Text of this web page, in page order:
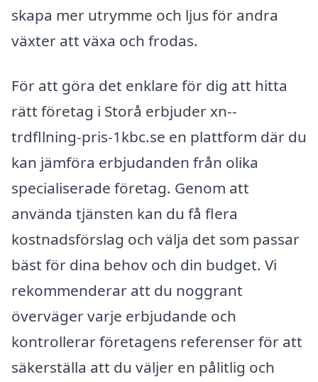
skapa mer utrymme och ljus för andra
växter att växa och frodas.
För att göra det enklare för dig att hitta
rätt företag i Storå erbjuder xn--
trdfllning-pris-1kbc.se en plattform där du
kan jämföra erbjudanden från olika
specialiserade företag. Genom att
använda tjänsten kan du få flera
kostnadsförslag och välja det som passar
bäst för dina behov och din budget. Vi
rekommenderar att du noggrant
överväger varje erbjudande och
kontrollerar företagens referenser för att
säkerställa att du väljer en pålitlig och